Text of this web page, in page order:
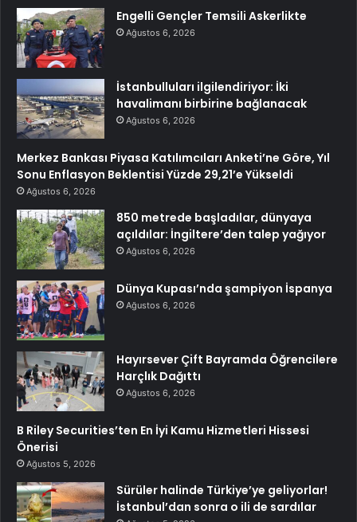
Engelli Gençler Temsili Askerlikte
Ağustos 6, 2026
İstanbulluları ilgilendiriyor: İki
havalimanı birbirine bağlanacak
Ağustos 6, 2026
Merkez Bankası Piyasa Katılımcıları Anketi’ne Göre, Yıl
Sonu Enflasyon Beklentisi Yüzde 29,21’e Yükseldi
Ağustos 6, 2026
850 metrede başladılar, dünyaya
açıldılar: İngiltere’den talep yağıyor
Ağustos 6, 2026
Dünya Kupası’nda şampiyon İspanya
Ağustos 6, 2026
Hayırsever Çift Bayramda Öğrencilere
Harçlık Dağıttı
Ağustos 6, 2026
B Riley Securities’ten En İyi Kamu Hizmetleri Hissesi
Önerisi
Ağustos 5, 2026
Sürüler halinde Türkiye’ye geliyorlar!
İstanbul’dan sonra o ili de sardılar